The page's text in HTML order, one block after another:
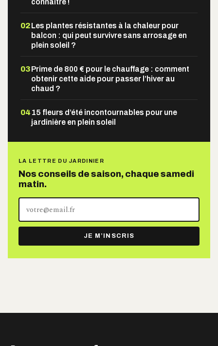
connaître !
02 Les plantes résistantes à la chaleur pour
balcon : qui peut survivre sans arrosage en
plein soleil ?
03 Prime de 800 € pour le chauffage : comment
obtenir cette aide pour passer l’hiver au
chaud ?
04 15 fleurs d’été incontournables pour une
jardinière en plein soleil
LA LETTRE DU JARDINIER
Nos conseils de saison, chaque samedi
matin.
adresse
e-
mail
JE M’INSCRIS